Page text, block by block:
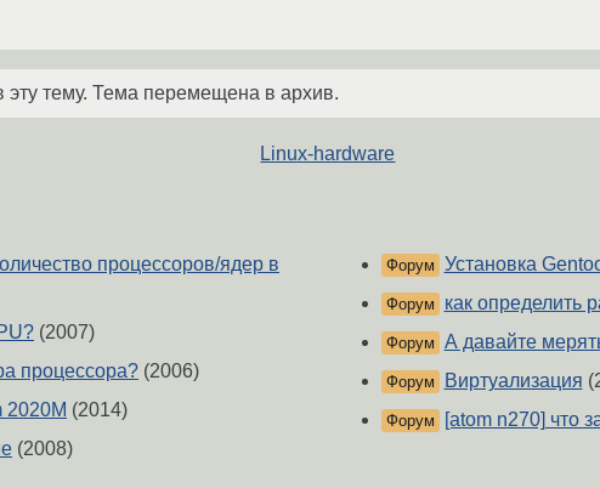
тему. Тема перемещена в архив.
Linux-hardware
процессоров/ядер в
(2007)
процессора? (2006)
2020M (2014)
(2008)
Форум Установка
Форум как определить
Форум А давайте
Форум Виртуализация
Форум [atom n270] что